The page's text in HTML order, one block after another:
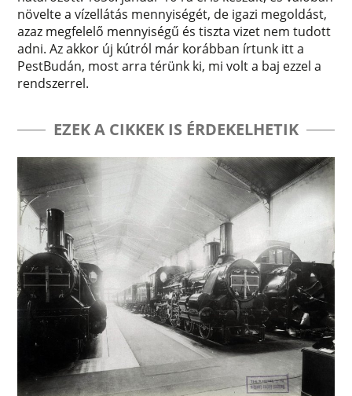
növelte a vízellátás mennyiségét, de igazi megoldást,
azaz megfelelő mennyiségű és tiszta vizet nem tudott
adni. Az akkor új kútról már korábban írtunk itt a
PestBudán, most arra térünk ki, mi volt a baj ezzel a
rendszerrel.
EZEK A CIKKEK IS ÉRDEKELHETIK